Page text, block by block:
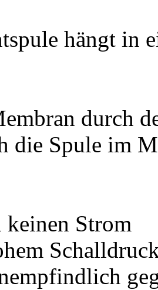
hängt in
durch
die Spule im
keinen Strom